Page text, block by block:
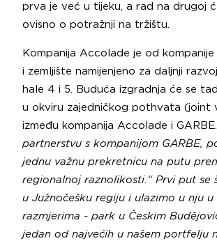
prva je već u tijeku, a rad na drugoj
ovisno o potražnji na tržištu.
Kompanija Accolade je od kompanije
i zemljište namijenjeno za daljnji
hale 4 i 5. Buduća izgradnja će se
u okviru zajedničkog pothvata (joint
između kompanija Accolade i GARBE.
partnerstvu s kompanijom GARBE,
jednu važnu prekretnicu na putu
regionalnoj raznolikosti.“ Prvi put se
u Južnočešku regiju i ulazimo u nju u
razmjerima - park u Českim
jedan od najvećih u našem portfelju